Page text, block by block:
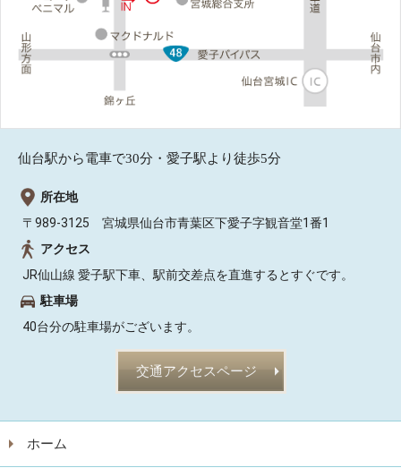
仙台駅から電車で30分・愛子駅より徒歩5分
所在地
〒989-3125 宮城県仙台市青葉区下愛子字観音堂1番1
アクセス
JR仙山線 愛子駅下車、駅前交差点を直進するとすぐです。
駐車場
40台分の駐車場がございます。
交通アクセスページ
ホーム